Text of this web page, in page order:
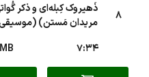
8
ذَهیروک کِبله‌ای و ذکر
مریدان مَستن) (موسیقی
7:34